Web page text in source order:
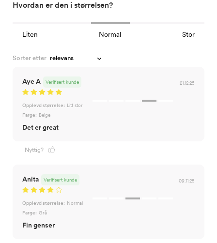
Hvordan er den i størrelsen?
Liten Normal Stor
Sorter etter
Aye A 21.12.25
Verifisert kunde
Opplevd størrelse: Litt stor
Farge: Beige
Det er great
Nyttig?
Anita 09.11.25
Verifisert kunde
Opplevd størrelse: Normal
Farge: Grå
Fin genser